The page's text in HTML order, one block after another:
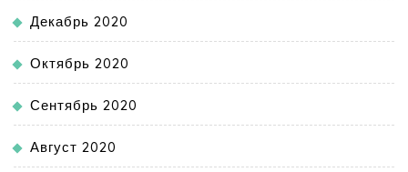
Декабрь 2020
Октябрь 2020
Сентябрь 2020
Август 2020